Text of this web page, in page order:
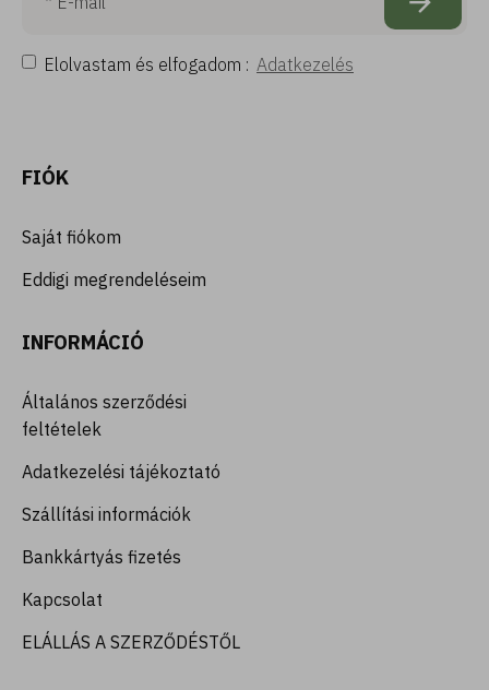
Elolvastam és elfogadom : Adatkezelés
FIÓK
Saját fiókom
Eddigi megrendeléseim
INFORMÁCIÓ
Általános szerződési
feltételek
Adatkezelési tájékoztató
Szállítási információk
Bankkártyás fizetés
Kapcsolat
ELÁLLÁS A SZERZŐDÉSTŐL